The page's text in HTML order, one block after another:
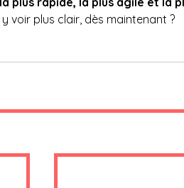
voir plus clair, dès maintenant ?